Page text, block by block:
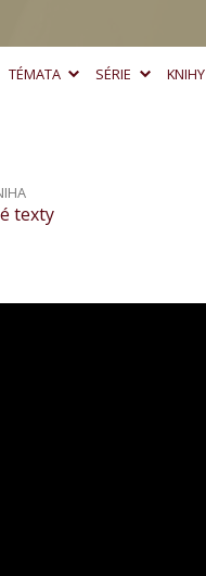
TÉMATA SÉRIE KNIHY
texty